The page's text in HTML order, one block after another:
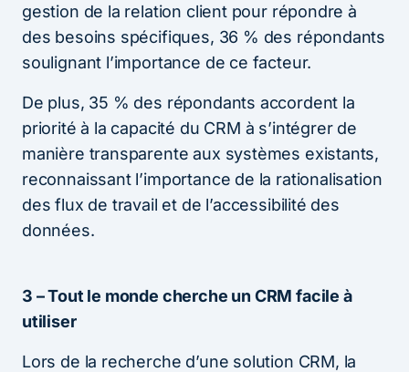
gestion de la relation client pour répondre à
des besoins spécifiques, 36 % des répondants
soulignant l’importance de ce facteur.
De plus, 35 % des répondants accordent la
priorité à la capacité du CRM à s’intégrer de
manière transparente aux systèmes existants,
reconnaissant l’importance de la rationalisation
des flux de travail et de l’accessibilité des
données.
3 – Tout le monde cherche un CRM facile à
utiliser
Lors de la recherche d’une solution CRM, la